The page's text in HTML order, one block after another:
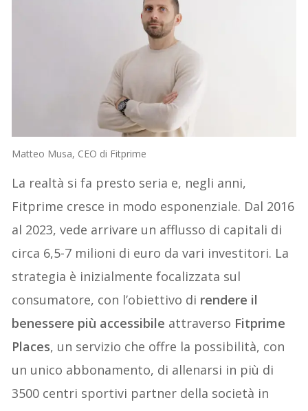
Matteo Musa, CEO di Fitprime
La realtà si fa presto seria e, negli anni,
Fitprime cresce in modo esponenziale. Dal 2016
al 2023, vede arrivare un afflusso di capitali di
circa 6,5-7 milioni di euro da vari investitori. La
strategia è inizialmente focalizzata sul
consumatore, con l’obiettivo di rendere il
benessere più accessibile attraverso Fitprime
Places, un servizio che offre la possibilità, con
un unico abbonamento, di allenarsi in più di
3500 centri sportivi partner della società in